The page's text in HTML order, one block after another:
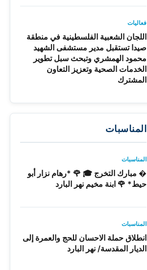
فعاليات
اللجان الشعبية الفلسطينية في منطقة
صيدا تستقبل مدير مستشفى الشهيد
محمود الهمشري وتبحث سبل تطوير
الخدمات الصحية وتعزيز التعاون
المشترك
المناسبات
المناسبات
� مبارك التخرج 🎓 🌹 *رهام نزار أبو
حيط* 🌹 ابنة مخيم نهر البارد
المناسبات
انطلاق حملة الاحسان للحج والعمرة إلى
الديار المقدسة/ نهر البارد